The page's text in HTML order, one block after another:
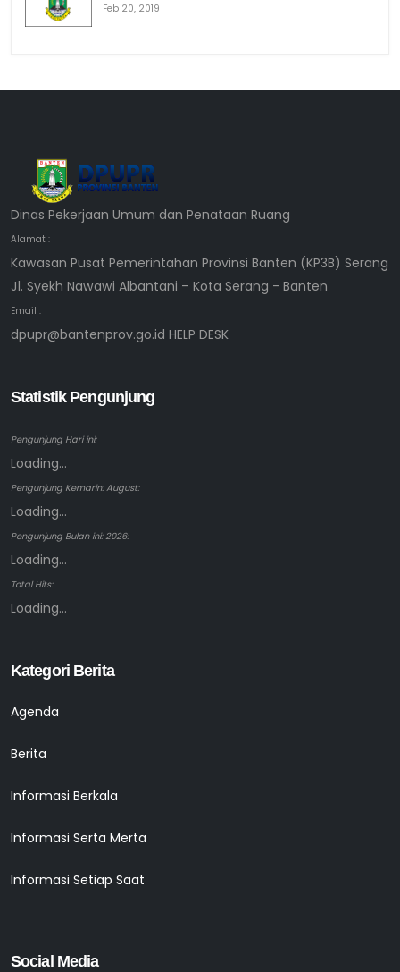
Feb 20, 2019
Dinas Pekerjaan Umum dan Penataan Ruang
Alamat :
Kawasan Pusat Pemerintahan Provinsi Banten (KP3B) Serang
Jl. Syekh Nawawi Albantani – Kota Serang - Banten
Email :
dpupr@bantenprov.go.id HELP DESK
Statistik Pengunjung
Pengunjung Hari ini:
Loading...
Pengunjung Kemarin: August:
Loading...
Pengunjung Bulan ini: 2026:
Loading...
Total Hits:
Loading...
Kategori Berita
Agenda
Berita
Informasi Berkala
Informasi Serta Merta
Informasi Setiap Saat
Social Media